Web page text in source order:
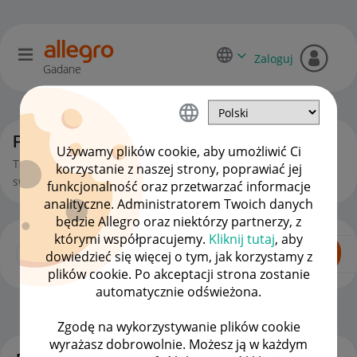
Używamy plików cookie, aby umożliwić Ci
korzystanie z naszej strony, poprawiać jej
funkcjonalność oraz przetwarzać informacje
analityczne. Administratorem Twoich danych
będzie Allegro oraz niektórzy partnerzy, z
którymi współpracujemy. Kliknij tutaj, aby
dowiedzieć się więcej o tym, jak korzystamy z
plików cookie. Po akceptacji strona zostanie
automatycznie odświeżona.
Zgodę na wykorzystywanie plików cookie
wyrażasz dobrowolnie. Możesz ją w każdym
Gadane
Zaloguj
Początkujący sprzedawcy
To miejsce jest dla Ciebie, jeśli zaczynasz lub chcesz zacząć
swoją przygodę ze sprzedażą na Allegro.